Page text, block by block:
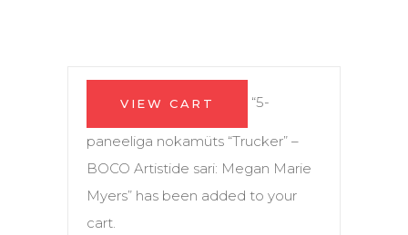
VIEW CART “5-
paneeliga nokamüts “Trucker” –
BOCO Artistide sari: Megan Marie
Myers” has been added to your
cart.